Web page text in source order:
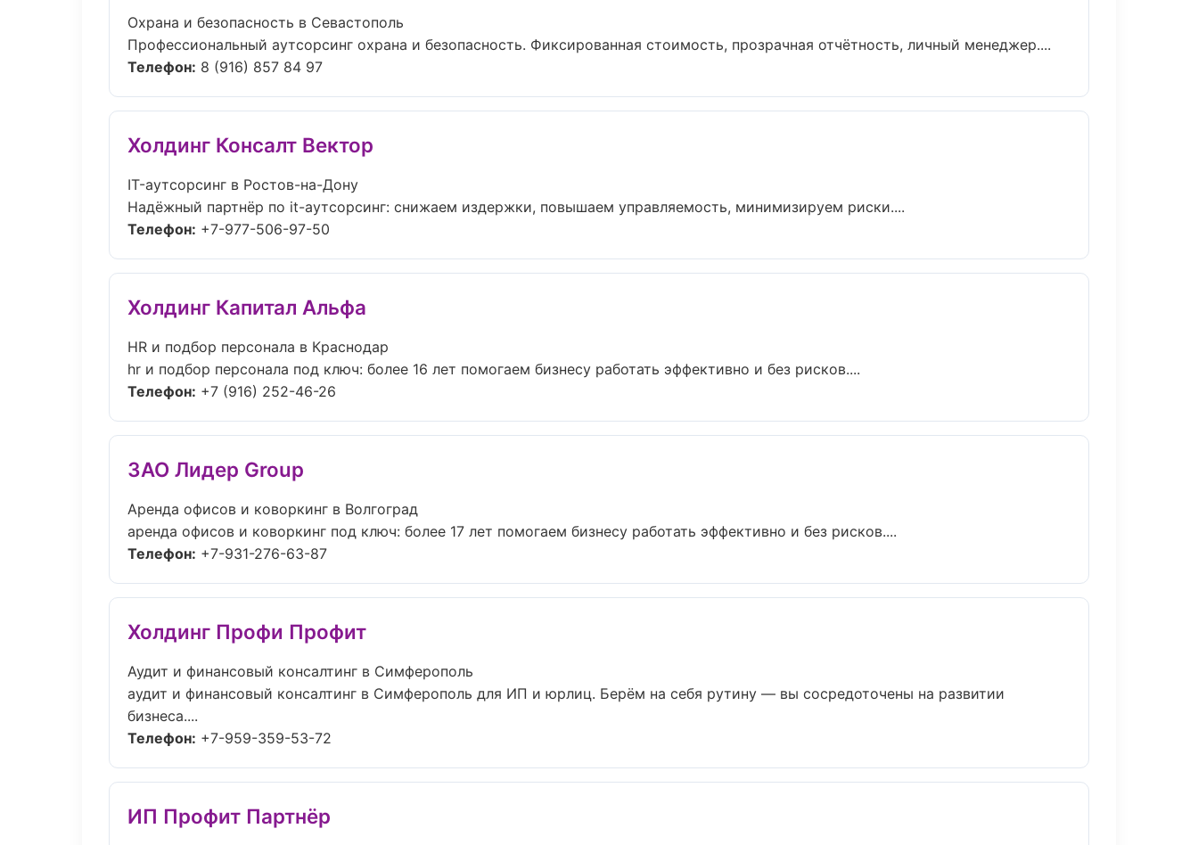
Охрана и безопасность в Севастополь
Профессиональный аутсорсинг охрана и безопасность. Фиксированная стоимость, прозрачная отчётность, личный менеджер....
Телефон: 8 (916) 857 84 97
Холдинг Консалт Вектор
IT-аутсорсинг в Ростов-на-Дону
Надёжный партнёр по it-аутсорсинг: снижаем издержки, повышаем управляемость, минимизируем риски....
Телефон: +7-977-506-97-50
Холдинг Капитал Альфа
HR и подбор персонала в Краснодар
hr и подбор персонала под ключ: более 16 лет помогаем бизнесу работать эффективно и без рисков....
Телефон: +7 (916) 252-46-26
ЗАО Лидер Group
Аренда офисов и коворкинг в Волгоград
аренда офисов и коворкинг под ключ: более 17 лет помогаем бизнесу работать эффективно и без рисков....
Телефон: +7-931-276-63-87
Холдинг Профи Профит
Аудит и финансовый консалтинг в Симферополь
аудит и финансовый консалтинг в Симферополь для ИП и юрлиц. Берём на себя рутину — вы сосредоточены на развитии
бизнеса....
Телефон: +7-959-359-53-72
ИП Профит Партнёр